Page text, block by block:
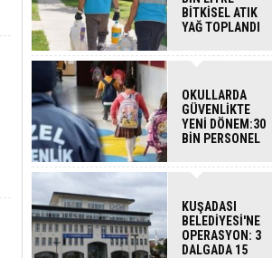
BİTKİSEL ATIK
YAĞ TOPLANDI
OKULLARDA
GÜVENLİKTE
YENİ DÖNEM:30
BİN PERSONEL
DEDEKTÖRLÜ
KUŞADASI
BELEDİYESİ'NE
OPERASYON: 3
DALGADA 15